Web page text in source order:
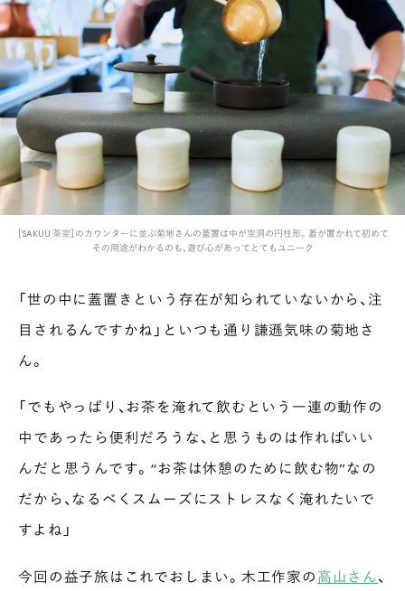
［SAKUU 茶空］のカウンターに並ぶ菊地さんの蓋置は中が空洞の円柱形。蓋が置かれて初めて
その用途がわかるのも、遊び心があってとてもユニーク
「世の中に蓋置きという存在が知られていないから、注
目されるんですかね」といつも通り謙遜気味の菊地さ
ん。
「でもやっぱり、お茶を淹れて飲むという一連の動作の
中であったら便利だろうな、と思うものは作ればいい
んだと思うんです。“お茶は休憩のために飲む物”なの
だから、なるべくスムーズにストレスなく淹れたいで
すよね」
今回の益子旅はこれでおしまい。木工作家の高山さん、